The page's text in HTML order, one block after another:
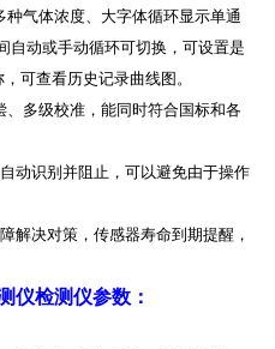
气体浓度、大字体循环显示单通
自动或手动循环可切换，可设置是
可查看历史记录曲线图。
多级校准，能同时符合国标和各
动识别并阻止，可以避免由于操作
解决对策，传感器寿命到期提醒，
仪检测仪参数：